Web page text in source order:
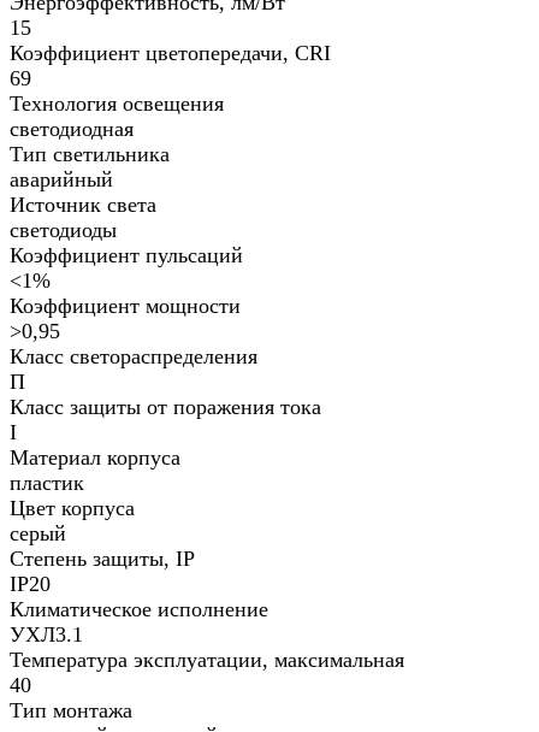
15
Коэффициент цветопередачи, CRI
69
Технология освещения
светодиодная
Тип светильника
аварийный
Источник света
светодиоды
Коэффициент пульсаций
<1%
Коэффициент мощности
>0,95
Класс светораспределения
П
Класс защиты от поражения тока
I
Материал корпуса
пластик
Цвет корпуса
серый
Степень защиты, IP
IP20
Климатическое исполнение
УХЛ3.1
Температура эксплуатации, максимальная
40
Тип монтажа